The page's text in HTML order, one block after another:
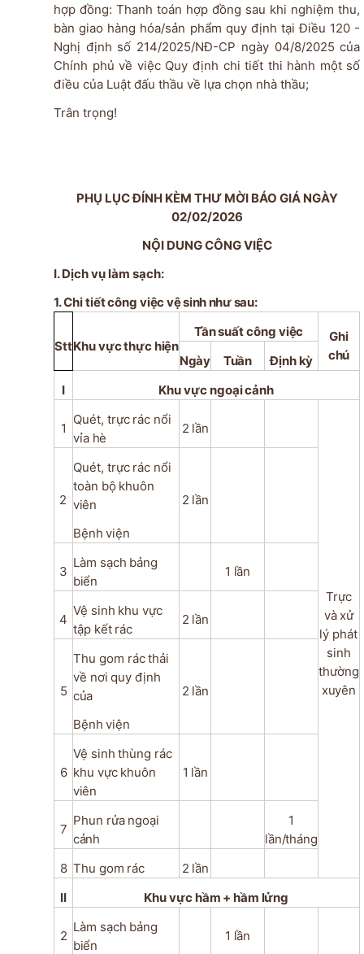
hợp đồng: Thanh toán hợp đồng sau khi nghiệm thu,
bàn giao hàng hóa/sản phẩm quy định tại Điều 120 -
Nghị định số 214/2025/NĐ-CP ngày 04/8/2025 của
Chính phủ về việc Quy định chi tiết thi hành một số
điều của Luật đấu thầu về lựa chọn nhà thầu;
Trân trọng!
PHỤ LỤC ĐÍNH KÈM THƯ MỜI BÁO GIÁ NGÀY
02/02/2026
NỘI DUNG CÔNG VIỆC
I. Dịch vụ làm sạch:
1. Chitiếtcông việc vệ sinh như sau:
SttKhuvựcthực hiện
Tầnsuấtcông việc
Ghi
chú
Ngày Tuần Địnhkỳ
I
Khuvực ngoạicảnh
1
Quét, trực rác nổi
vỉa hè
2 lần
Trực
và xử
lý phát
sinh
thường
xuyên
2
Quét, trực rác nổi
toàn bộ khuôn
viên
Bệnh viện
2 lần
3
Làm sạch bảng
biển
1 lần
4
Vệ sinh khu vực
tập kết rác
2 lần
5
Thu gom rácthải
về nơi quy định
của
Bệnh viện
2 lần
6
Vệ sinh thùng rác
khu vực khuôn
viên
1 lần
7
Phun rửa ngoại
cảnh
1
lần/tháng
8 Thu gom rác 2 lần
II
Khuvực hầm + hầm lửng
2
Làm sạch bảng
biển
1 lần